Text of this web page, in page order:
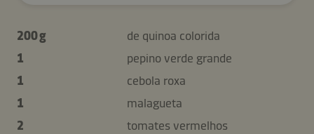
200 g
de quinoa colorida
1
pepino verde grande
1
cebola roxa
1
malagueta
2
tomates vermelhos